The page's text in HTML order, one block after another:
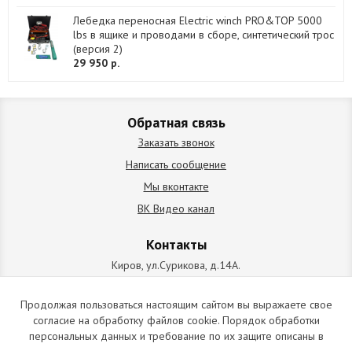
Лебедка переносная Electric winch PRO&TOP 5000
lbs в ящике и проводами в сборе, синтетический трос
(версия 2)
29 950 р.
Обратная связь
Заказать звонок
Написать сообщение
Мы вконтакте
ВК Видео канал
Контакты
Киров, ул.Сурикова, д.14А.
схема проезда
+7 (912) 827-92-55
ИП Позолотин Евгений Валерьевич
Продолжая пользоваться настоящим сайтом вы выражаете свое
согласие на обработку файлов cookie. Порядок обработки
персональных данных и требование по их защите описаны в